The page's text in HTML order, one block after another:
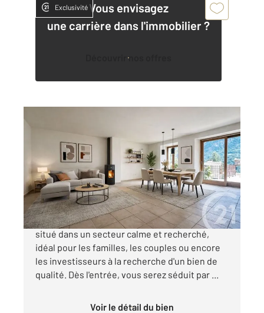
Vous envisagez
une carrière dans l'immobilier ?
Découvrir nos offres
Exclusivité
, 3 pièces
Ref : 1046
Appartement T3 à vendre
168 000 €
Venez découvrir ce bel appartement de type 3,
situé dans un secteur calme et recherché,
idéal pour les familles, les couples ou encore
les investisseurs à la recherche d'un bien de
qualité. Dès l'entrée, vous serez séduit par ...
Voir le détail du bien